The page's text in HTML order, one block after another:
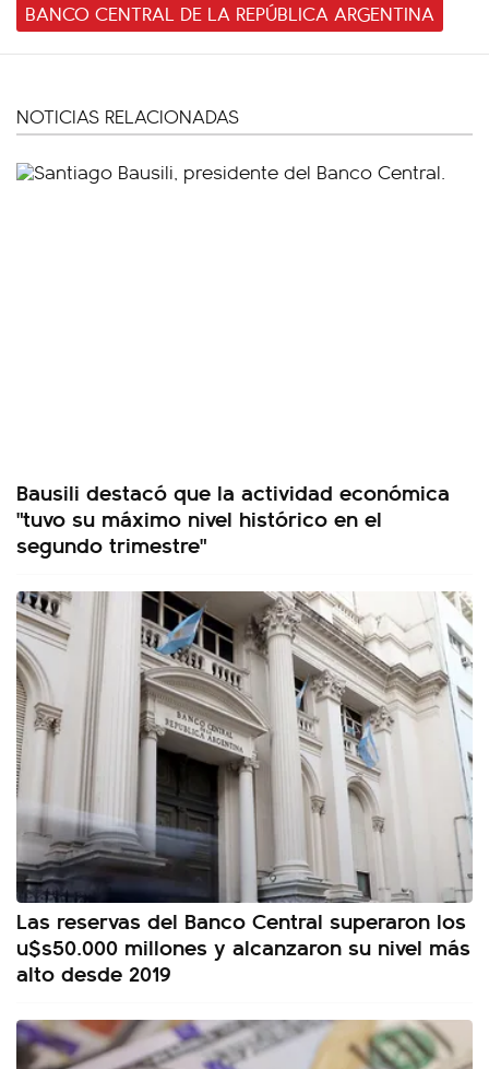
BANCO CENTRAL DE LA REPÚBLICA ARGENTINA
NOTICIAS RELACIONADAS
Bausili destacó que la actividad económica
"tuvo su máximo nivel histórico en el
segundo trimestre"
Las reservas del Banco Central superaron los
u$s50.000 millones y alcanzaron su nivel más
alto desde 2019